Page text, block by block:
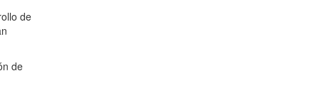
de
de